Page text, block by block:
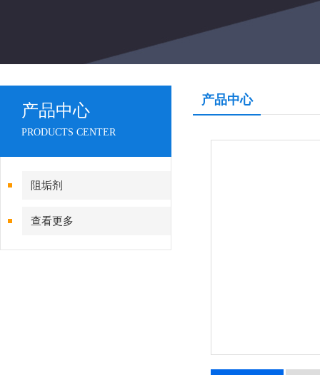
产品中心
PRODUCTS CENTER
阻垢剂
查看更多
产品中心